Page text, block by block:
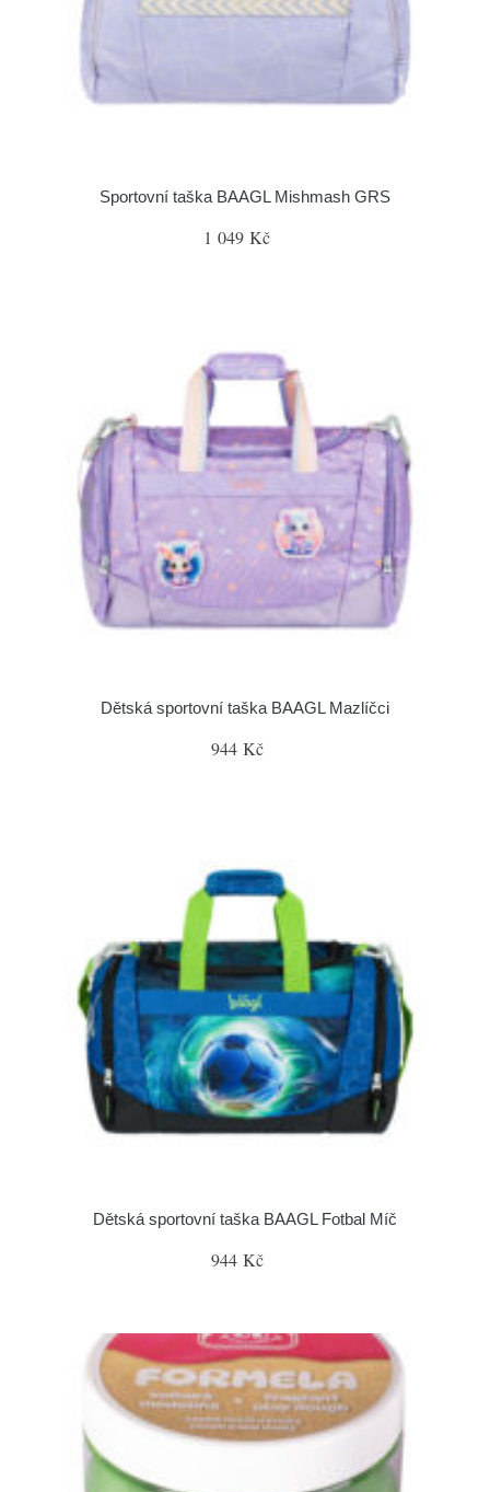
Sportovní taška BAAGL Mishmash GRS
1 049 Kč
Dětská sportovní taška BAAGL Mazlíčci
944 Kč
Dětská sportovní taška BAAGL Fotbal Míč
944 Kč